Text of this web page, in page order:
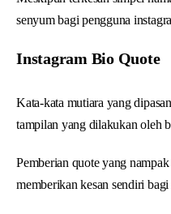
senyum bagi pengguna
Instagram Bio Quote
Kata-kata mutiara yang
tampilan yang dilakukan oleh
Pemberian quote yang
memberikan kesan sendiri